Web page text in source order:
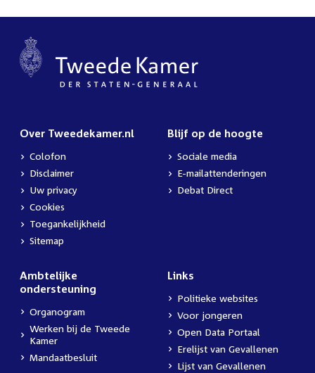
Over Tweedekamer.nl
Colofon
Disclaimer
Uw privacy
Cookies
Toegankelijkheid
Sitemap
Blijf op de hoogte
Sociale media
E-mailattenderingen
Debat Direct
Ambtelijke
ondersteuning
Organogram
Werken bij de Tweede
Kamer
Mandaatbesluit
Links
Politieke websites
Voor jongeren
Open Data Portaal
Erelijst van Gevallenen
Lijst van Gevallenen